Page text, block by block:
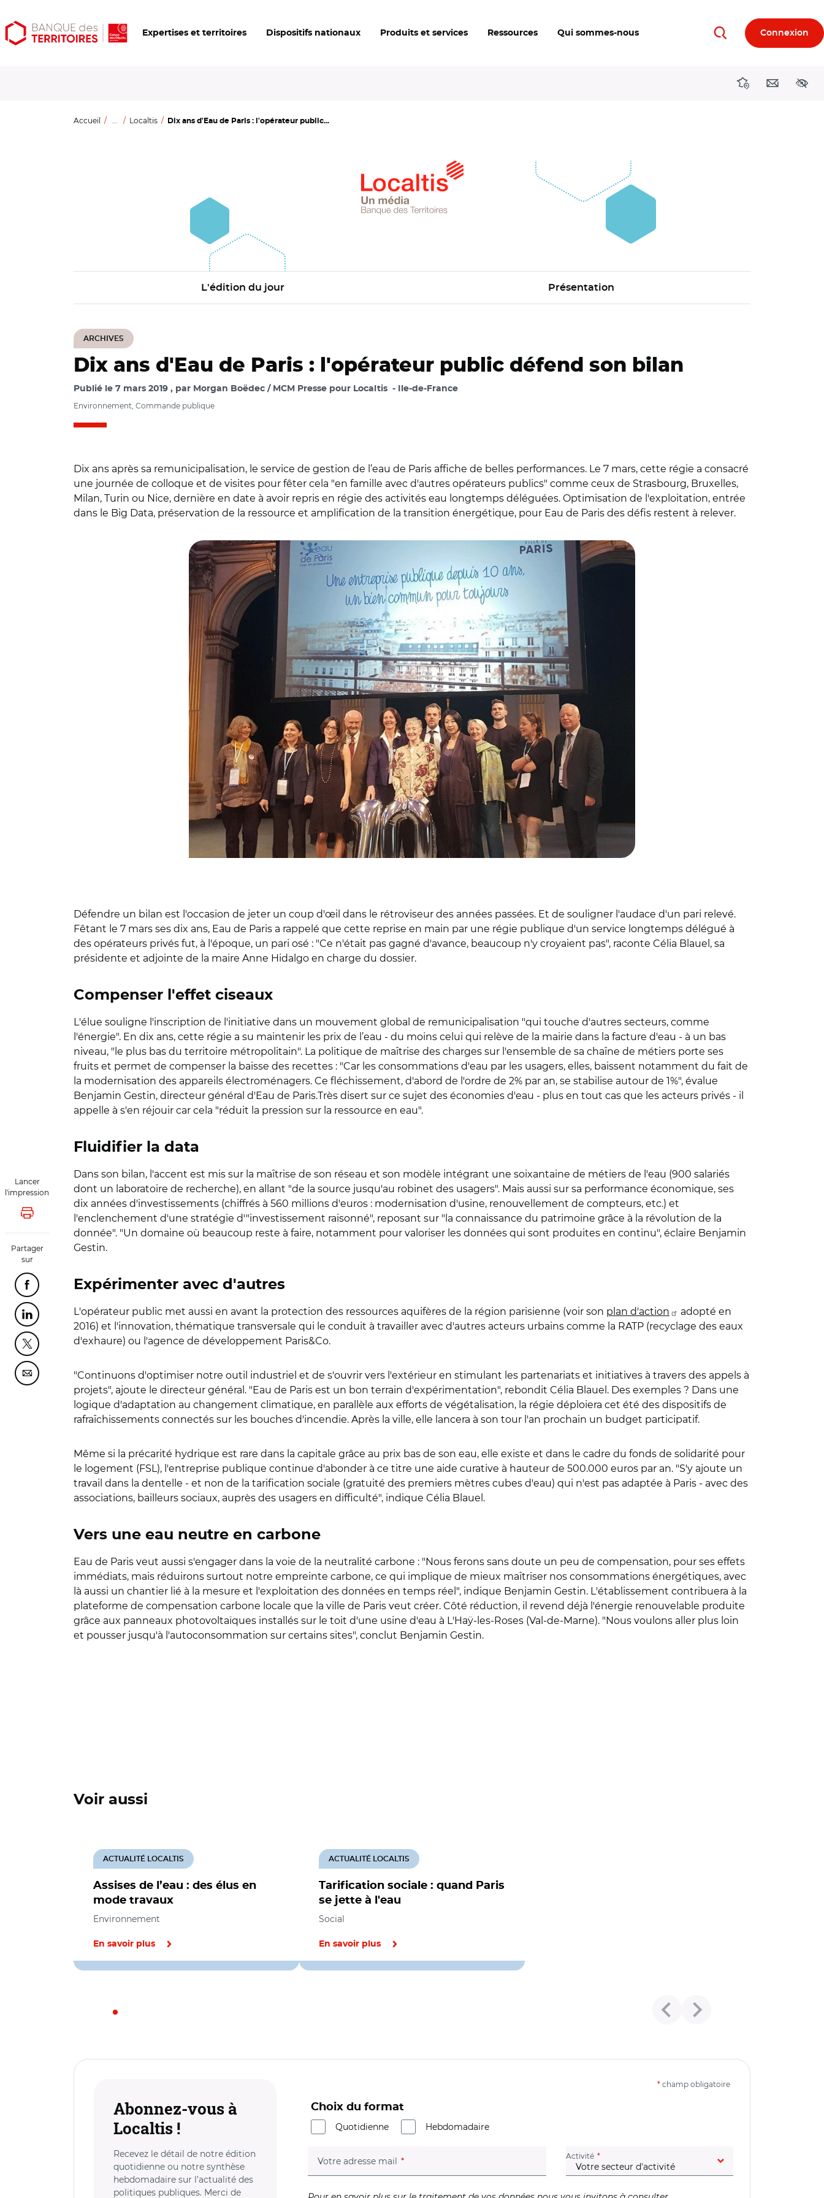
Aller
au
Aller
au
Ouvrir
les
Expertises et territoires Dispositifs nationaux Produits et services Ressources Qui sommes-nous RechercherConnexion
DirectionsContact
Accueil ... Localtis Dix ans d'Eau de Paris : l'opérateur public...
L'édition du jour Présentation
ARCHIVES
Lancer
l'impression
Lancer l'impression
Partager
sur
Partager cette page sur Facebook
Partager cette page sur Linkedin
Partager cette page sur Twitter
Partager cette page sur Courriel
Dix ans d'Eau de Paris : l'opérateur public défend son bilan
Publié le 7 mars 2019 par Morgan Boëdec / MCM Presse pour Localtis Ile-de-France
Environnement, Commande publique
Dix ans après sa remunicipalisation, le service de gestion de l’eau de Paris affiche de belles performances. Le 7 mars, cette régie a consacré
une journée de colloque et de visites pour fêter cela "en famille avec d'autres opérateurs publics" comme ceux de Strasbourg, Bruxelles,
Milan, Turin ou Nice, dernière en date à avoir repris en régie des activités eau longtemps déléguées. Optimisation de l'exploitation, entrée
dans le Big Data, préservation de la ressource et amplification de la transition énergétique, pour Eau de Paris des défis restent à relever.
Défendre un bilan est l'occasion de jeter un coup d'œil dans le rétroviseur des années passées. Et de souligner l'audace d'un pari relevé.
Fêtant le 7 mars ses dix ans, Eau de Paris a rappelé que cette reprise en main par une régie publique d'un service longtemps délégué à
des opérateurs privés fut, à l'époque, un pari osé : "Ce n'était pas gagné d'avance, beaucoup n'y croyaient pas", raconte Célia Blauel, sa
présidente et adjointe de la maire Anne Hidalgo en charge du dossier.
Compenser l'effet ciseaux
L'élue souligne l'inscription de l'initiative dans un mouvement global de remunicipalisation "qui touche d'autres secteurs, comme
l'énergie". En dix ans, cette régie a su maintenir les prix de l’eau - du moins celui qui relève de la mairie dans la facture d'eau - à un bas
niveau, "le plus bas du territoire métropolitain". La politique de maîtrise des charges sur l'ensemble de sa chaîne de métiers porte ses
fruits et permet de compenser la baisse des recettes : "Car les consommations d'eau par les usagers, elles, baissent notamment du fait de
la modernisation des appareils électroménagers. Ce fléchissement, d'abord de l'ordre de 2% par an, se stabilise autour de 1%", évalue
Benjamin Gestin, directeur général d'Eau de Paris.Très disert sur ce sujet des économies d'eau - plus en tout cas que les acteurs privés - il
appelle à s'en réjouir car cela "réduit la pression sur la ressource en eau".
Fluidifier la data
Dans son bilan, l'accent est mis sur la maîtrise de son réseau et son modèle intégrant une soixantaine de métiers de l'eau (900 salariés
dont un laboratoire de recherche), en allant "de la source jusqu'au robinet des usagers". Mais aussi sur sa performance économique, ses
dix années d'investissements (chiffrés à 560 millions d'euros : modernisation d'usine, renouvellement de compteurs, etc.) et
l'enclenchement d'une stratégie d'"investissement raisonné", reposant sur "la connaissance du patrimoine grâce à la révolution de la
donnée". "Un domaine où beaucoup reste à faire, notamment pour valoriser les données qui sont produites en continu", éclaire Benjamin
Gestin.
Expérimenter avec d'autres
L'opérateur public met aussi en avant la protection des ressources aquifères de la région parisienne (voir son plan d'action
adopté en
2016) et l'innovation, thématique transversale qui le conduit à travailler avec d'autres acteurs urbains comme la RATP (recyclage des eaux
d'exhaure) ou l'agence de développement Paris&Co.
"Continuons d'optimiser notre outil industriel et de s'ouvrir vers l'extérieur en stimulant les partenariats et initiatives à travers des appels à
projets", ajoute le directeur général. "Eau de Paris est un bon terrain d'expérimentation", rebondit Célia Blauel. Des exemples ? Dans une
logique d'adaptation au changement climatique, en parallèle aux efforts de végétalisation, la régie déploiera cet été des dispositifs de
rafraîchissements connectés sur les bouches d'incendie. Après la ville, elle lancera à son tour l'an prochain un budget participatif.
Même si la précarité hydrique est rare dans la capitale grâce au prix bas de son eau, elle existe et dans le cadre du fonds de solidarité pour
le logement (FSL), l'entreprise publique continue d'abonder à ce titre une aide curative à hauteur de 500.000 euros par an. "S'y ajoute un
travail dans la dentelle - et non de la tarification sociale (gratuité des premiers mètres cubes d'eau) qui n'est pas adaptée à Paris - avec des
associations, bailleurs sociaux, auprès des usagers en difficulté", indique Célia Blauel.
Vers une eau neutre en carbone
Eau de Paris veut aussi s'engager dans la voie de la neutralité carbone : "Nous ferons sans doute un peu de compensation, pour ses effets
immédiats, mais réduirons surtout notre empreinte carbone, ce qui implique de mieux maîtriser nos consommations énergétiques, avec
là aussi un chantier lié à la mesure et l'exploitation des données en temps réel", indique Benjamin Gestin. L'établissement contribuera à la
plateforme de compensation carbone locale que la ville de Paris veut créer. Côté réduction, il revend déjà l'énergie renouvelable produite
grâce aux panneaux photovoltaïques installés sur le toit d'une usine d'eau à L'Haÿ-les-Roses (Val-de-Marne). "Nous voulons aller plus loin
et pousser jusqu'à l'autoconsommation sur certains sites", conclut Benjamin Gestin.
Voir aussi
Assises de l’eau : des élus en
mode travaux
ACTUALITÉ LOCALTIS
Environnement
En savoir plus
Tarification sociale : quand Paris
se jette à l'eau
ACTUALITÉ LOCALTIS
Social
En savoir plus
Abonnez-vous à
Localtis !
Recevez le détail de notre édition
quotidienne ou notre synthèse
hebdomadaire sur l’actualité des
politiques publiques. Merci de
* champ obligatoire
Choix du format
Quotidienne
Hebdomadaire
Votre adresse mail (champ obligatoire) Activité (champ obligatoire)